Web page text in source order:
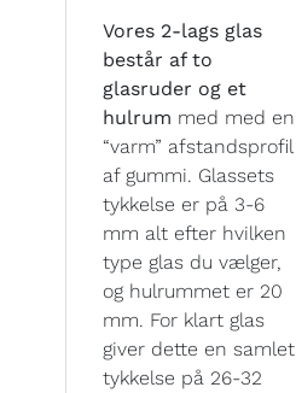
Vores 2-lags glas
består af to
glasruder og et
hulrum med med en
“varm” afstandsprofil
af gummi. Glassets
tykkelse er på 3-6
mm alt efter hvilken
type glas du vælger,
og hulrummet er 20
mm. For klart glas
giver dette en samlet
tykkelse på 26-32